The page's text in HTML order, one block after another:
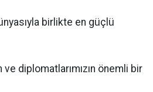
birlikte en güçlü
ve diplomatlarımızın önemli bir